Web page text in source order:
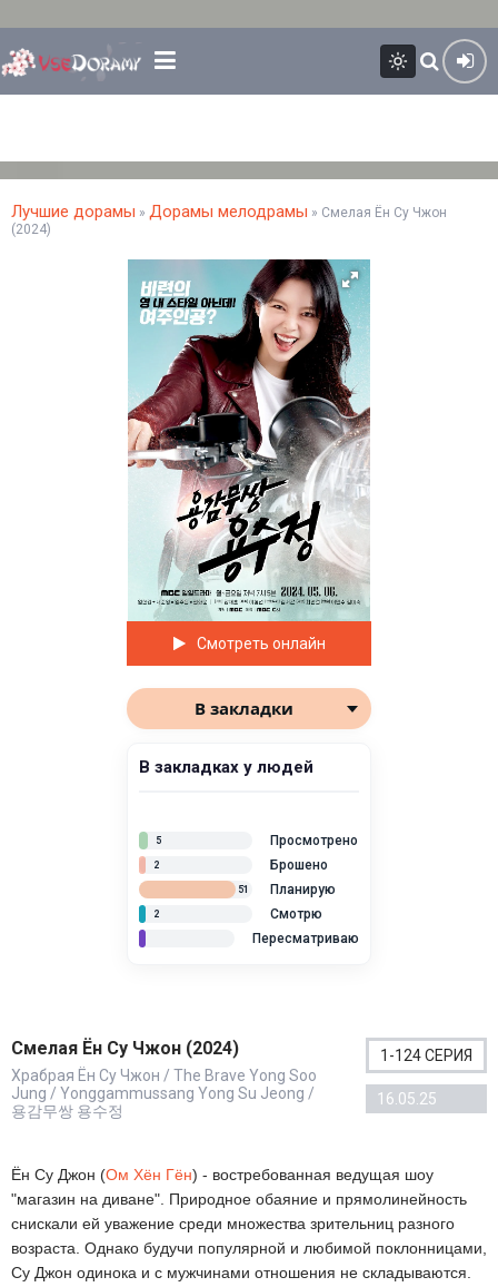
Лучшие дорамы » Дорамы мелодрамы » Смелая Ён Су Чжон
(2024)
Смотреть онлайн
В закладки
В закладках у людей
Просмотрено
5
Брошено
2
Планирую
51
Смотрю
2
Пересматриваю
Смелая Ён Су Чжон (2024)
Храбрая Ён Су Чжон / The Brave Yong Soo
Jung / Yonggammussang Yong Su Jeong /
용감무쌍 용수정
1-124 СЕРИЯ
16.05.25
Ён Су Джон (Ом Хён Гён) - востребованная ведущая шоу
"магазин на диване". Природное обаяние и прямолинейность
снискали ей уважение среди множества зрительниц разного
возраста. Однако будучи популярной и любимой поклонницами,
Су Джон одинока и с мужчинами отношения не складываются.